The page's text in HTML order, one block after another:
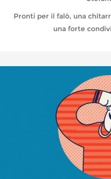
Pronti per il falò, una
una forte